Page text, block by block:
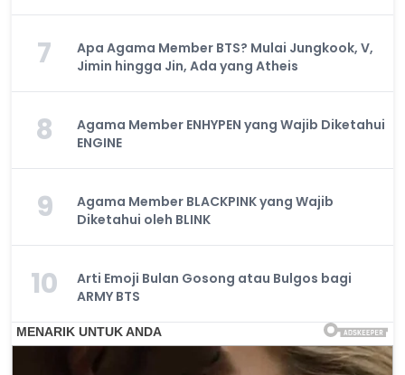
7
Apa Agama Member BTS? Mulai Jungkook, V,
Jimin hingga Jin, Ada yang Atheis
8
Agama Member ENHYPEN yang Wajib Diketahui
ENGINE
9
Agama Member BLACKPINK yang Wajib
Diketahui oleh BLINK
10
Arti Emoji Bulan Gosong atau Bulgos bagi
ARMY BTS